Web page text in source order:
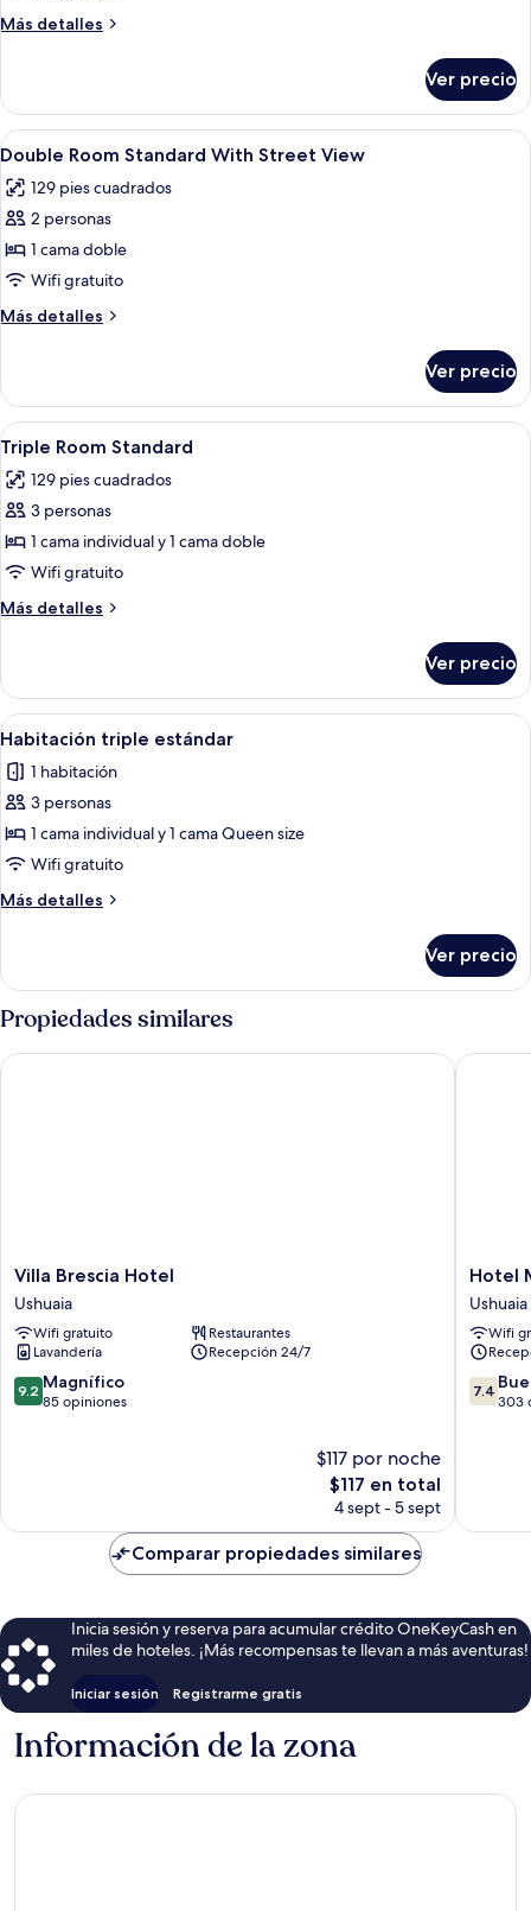
cama
Más detalles
Más
doble,
cama
size
Ver precio
Abrir
todas
las
fotos
de
Double
Room
Standard
Street
View
Ropa de cama de alta calidad,
6
Double Room Standard With Street View
129 pies cuadrados
2 personas
1 cama doble
Wifi gratuito
Más detalles
Más
Room
Standard
With
Street
View
Ver precio
Abrir
todas
las
fotos
de
Triple
Room
Standard
Ropa de cama de alta calidad,
2
Triple Room Standard
129 pies cuadrados
3 personas
1 cama individual y 1 cama doble
Wifi gratuito
Más detalles
Más
Room
Standard
Ver precio
Abrir
todas
las
fotos
de
Habitación
triple
estándar
Habitación de hotel con dos camas,
5
Habitación triple estándar
1 habitación
3 personas
1 cama individual y 1 cama Queen size
Wifi gratuito
Más detalles
Más
triple
estándar
Ver precio
Propiedades similares
Villa
Brescia
Hotel
Ushuaia
Villa Brescia Hotel
Ushuaia
Wifi gratuito
Restaurantes
Lavandería
Recepción 24/7
9.2
de
9.2 Magnífico
85 opiniones
$117 por noche
El
precio
es
$117 en total
4 sept - 5 sept
Villa Brescia Hotel
Hotel
Monaco
Ushuaia
Hotel
Ushuaia
Wifi
7.4
de
7.4
303
Hotel
Comparar propiedades similares
Inicia sesión y reserva para acumular crédito OneKeyCash en
miles de hoteles. ¡Más recompensas te llevan a más aventuras!
Iniciar sesión Registrarme gratis
Información de la zona